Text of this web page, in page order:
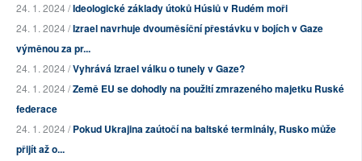
24. 1. 2024 /Ideologické základy útoků Húsiů v Rudém moři
24. 1. 2024 /Izrael navrhuje dvouměsíční přestávku v bojích v Gaze
výměnou za pr...
24. 1. 2024 /Vyhrává Izrael válku o tunely v Gaze?
24. 1. 2024 /Země EU se dohodly na použití zmrazeného majetku Ruské
federace
24. 1. 2024 /Pokud Ukrajina zaútočí na baltské terminály, Rusko může
přijít až o...